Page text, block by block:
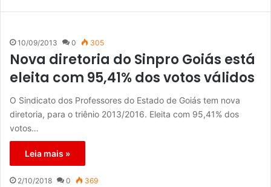
10/09/2013 0 305
Nova diretoria do Sinpro Goiás está
eleita com 95,41% dos votos válidos
O Sindicato dos Professores do Estado de Goiás tem nova
diretoria, para o triênio 2013/2016. Eleita com 95,41% dos
votos…
Leia mais »
2/10/2018 0 369